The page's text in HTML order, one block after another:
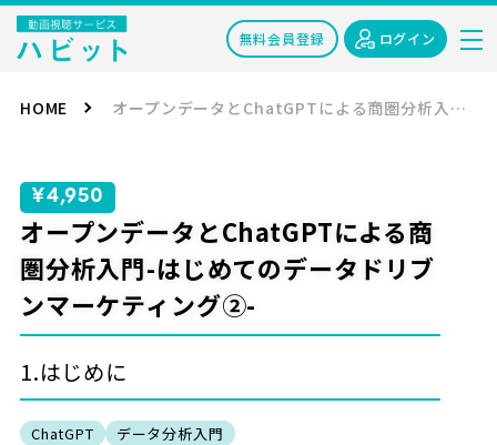
無料会員登録 ログイン
HOME オープンデータとChatGPTによる商圏分析入門-はじめてのデータドリブンマーケティング②-
¥4,950
オープンデータとChatGPTによる商
圏分析入門-はじめてのデータドリブ
ンマーケティング②-
1.はじめに
ChatGPT
データ分析入門